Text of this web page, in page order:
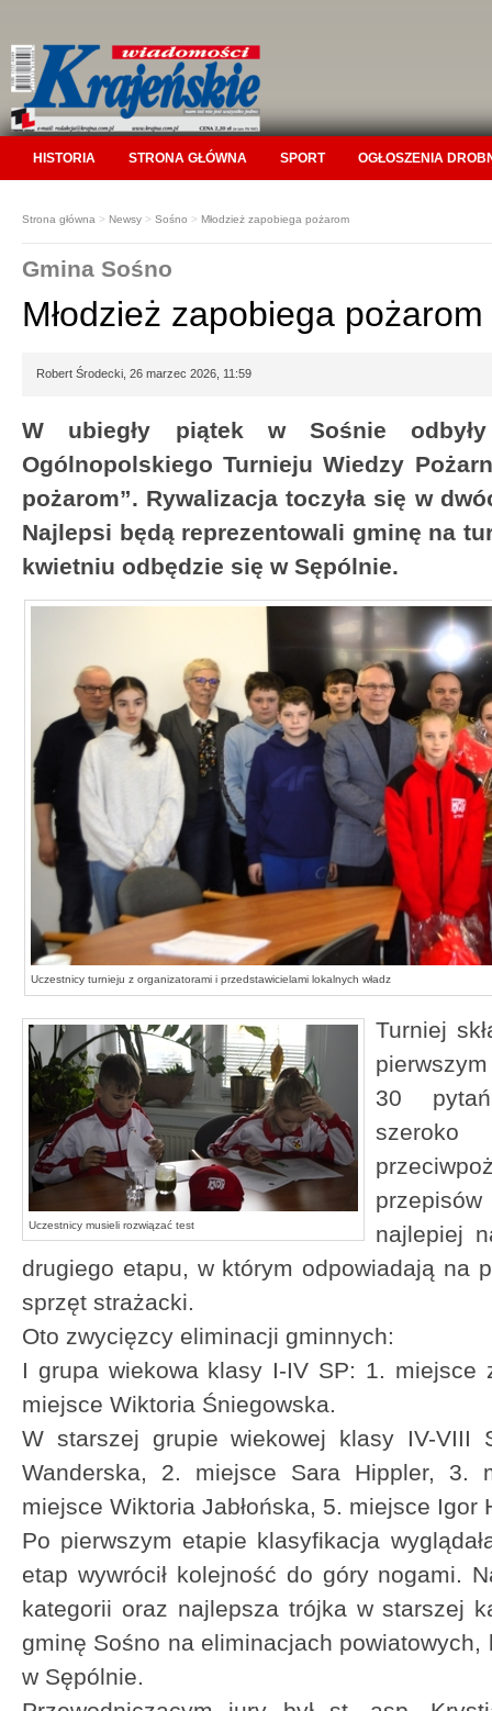
HISTORIA STRONA GŁÓWNA SPORT OGŁOSZENIA
Strona główna > Newsy > Sośno > Młodzież zapobiega pożarom
Gmina Sośno
Młodzież zapobiega pożarom
Robert Środecki, 26 marzec 2026, 11:59
W ubiegły piątek w Sośnie
Ogólnopolskiego Turnieju Wiedzy
pożarom”. Rywalizacja toczyła się w
Najlepsi będą reprezentowali gminę na
kwietniu odbędzie się w Sępólnie.
Uczestnicy turnieju z organizatorami i przedstawicielami lokalnych władz
Uczestnicy musieli rozwiązać test
Turniej
30
najlepiej
drugiego etapu, w którym odpowiadają na
sprzęt strażacki.
Oto zwycięzcy eliminacji gminnych:
I grupa wiekowa klasy I-IV SP: 1. miejsce
miejsce Wiktoria Śniegowska.
W starszej grupie wiekowej klasy IV-VIII
Wanderska, 2. miejsce Sara Hippler, 3.
miejsce Wiktoria Jabłońska, 5. miejsce Igor
Po pierwszym etapie klasyfikacja
etap wywrócił kolejność do góry nogami.
kategorii oraz najlepsza trójka w starszej
gminę Sośno na eliminacjach
w Sępólnie.